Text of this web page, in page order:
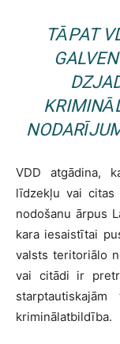
TĀPAT
VDD atgādina,
līdzekļu vai citas
nodošanu ārpus
kara iesaistītai
valsts teritoriālo
vai citādi ir
kriminālatbildība.